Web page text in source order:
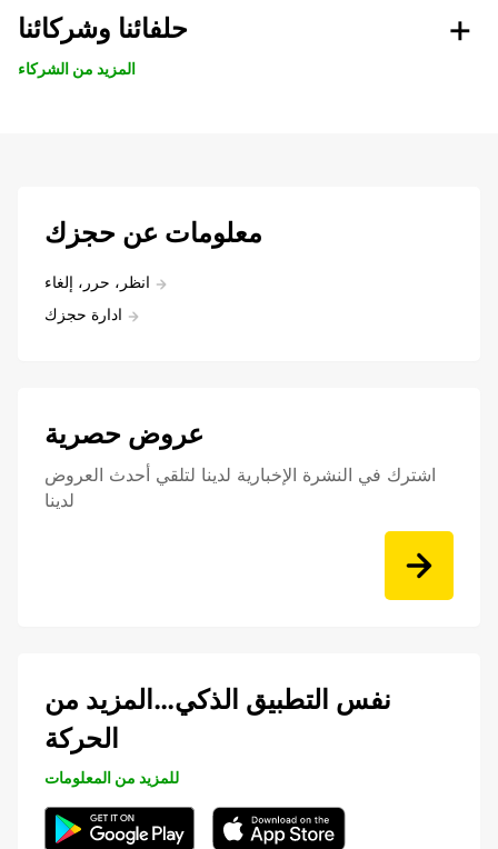
حلفائنا وشركائنا
المزيد من الشركاء
معلومات عن حجزك
انظر، حرر، إلغاء
ادارة حجزك
عروض حصرية
اشترك في النشرة الإخبارية لدينا لتلقي أحدث العروض
لدينا
نفس التطبيق الذكي…المزيد من
الحركة
للمزيد من المعلومات